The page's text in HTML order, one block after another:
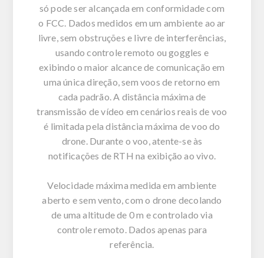
só pode ser alcançada em conformidade com
o FCC. Dados medidos em um ambiente ao ar
livre, sem obstruções e livre de interferências,
usando controle remoto ou goggles e
exibindo o maior alcance de comunicação em
uma única direção, sem voos de retorno em
cada padrão. A distância máxima de
transmissão de vídeo em cenários reais de voo
é limitada pela distância máxima de voo do
drone. Durante o voo, atente-se às
notificações de RTH na exibição ao vivo.
Velocidade máxima medida em ambiente
aberto e sem vento, com o drone decolando
de uma altitude de 0 m e controlado via
controle remoto. Dados apenas para
referência.